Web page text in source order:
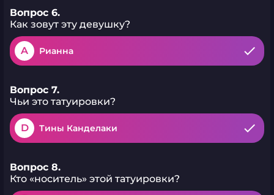
Вопрос 6.
Как зовут эту девушку?
A Рианна
Вопрос 7.
Чьи это татуировки?
D Тины Канделаки
Вопрос 8.
Кто «носитель» этой татуировки?